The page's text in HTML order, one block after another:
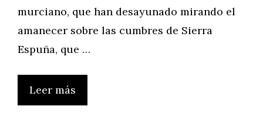
murciano, que han desayunado mirando el
amanecer sobre las cumbres de Sierra
Espuña, que …
Leer más